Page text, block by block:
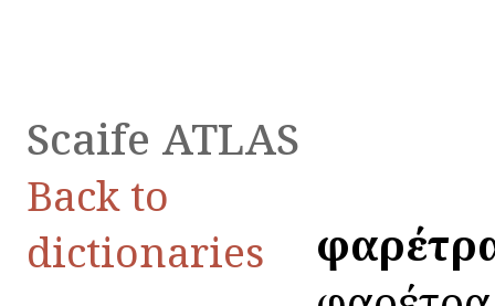
Scaife ATLAS
Back to
dictionaries